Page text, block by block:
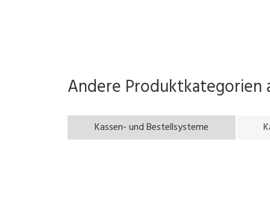
Andere Produktkategorien
Kassen- und Bestellsysteme